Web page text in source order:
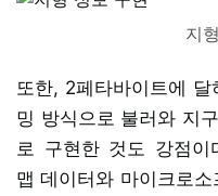
지
또한, 2페타바이트에
밍 방식으로 불러와 지
로 구현한 것도 강점이
맵 데이터와 마이크로